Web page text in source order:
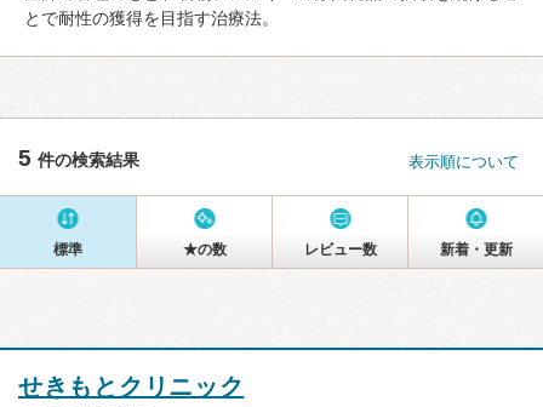
とで耐性の獲得を目指す治療法。
5 件の検索結果 表示順について
標準 ★の数 レビュー数 新着・更新
せきもとクリニック